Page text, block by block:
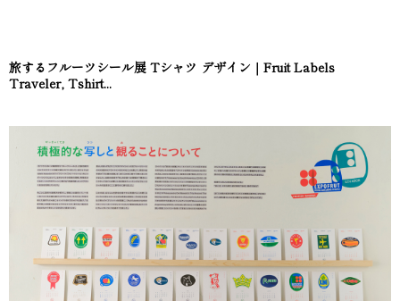
旅するフルーツシール展 Tシャツ デザイン｜Fruit Labels
Traveler, Tshirt...